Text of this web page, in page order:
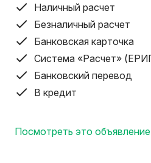
Договор, гарантия.
Наличный расчет
Безналичный расчет
Банковская карточка
Система «Расчет»
Банковский перевод
В кредит
Посмотреть это